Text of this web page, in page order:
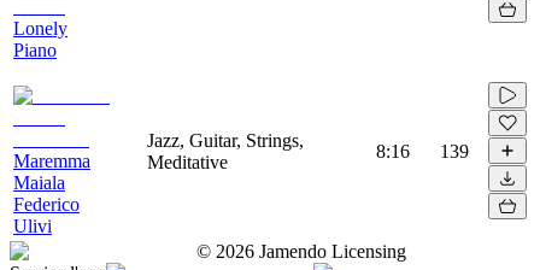
Lonely
Piano
Maremma
Maiala
Federico
Ulivi
Jazz, Guitar, Strings,
Meditative
8:16 139
© 2026 Jamendo Licensing